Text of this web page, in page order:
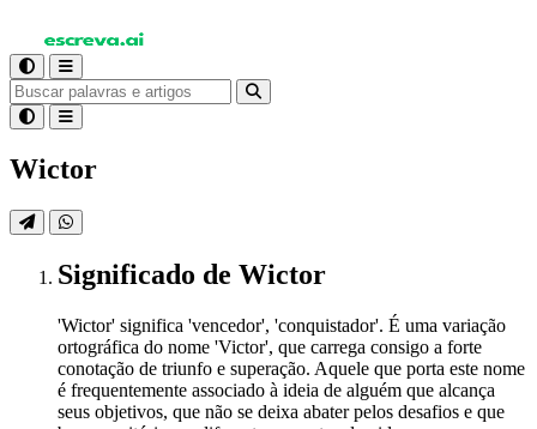
Wictor
Significado de Wictor
'Wictor' significa 'vencedor', 'conquistador'. É uma variação
ortográfica do nome 'Victor', que carrega consigo a forte
conotação de triunfo e superação. Aquele que porta este nome
é frequentemente associado à ideia de alguém que alcança
seus objetivos, que não se deixa abater pelos desafios e que